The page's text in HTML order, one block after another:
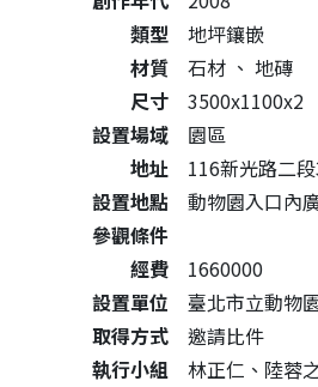
類型
地坪鑲嵌
材質
石材 、 地磚
尺寸
3500x1100x2
設置場域
園區
地址
116新光路二
設置地點
動物園入口內
參觀條件
經費
1660000
設置單位
臺北市立動物
取得方式
邀請比件
執行小組
林正仁、陸蓉